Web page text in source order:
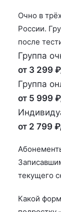
Очно в
России.
после
Группа
от 3 299
Группа
от 5 999
от 2 799
текущего
Какой